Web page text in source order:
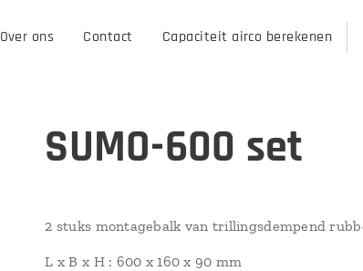
Over ons Contact Capaciteit airco berekenen
SUMO-600 set
2 stuks montagebalk van trillingsdempend
L x B x H : 600 x 160 x 90 mm